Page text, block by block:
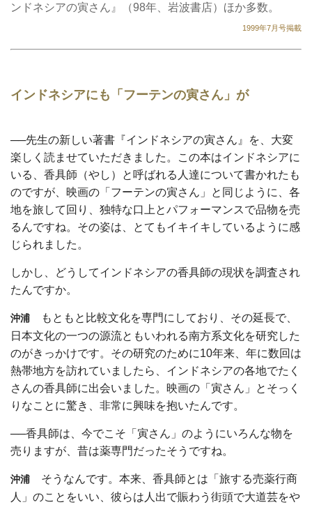
ンドネシアの寅さん』（98年、岩波書店）ほか多数。
1999年7月号掲載
インドネシアにも「フーテンの寅さん」が
──先生の新しい著書『インドネシアの寅さん』を、大変
楽しく読ませていただきました。この本はインドネシアに
いる、香具師（やし）と呼ばれる人達について書かれたも
のですが、映画の「フーテンの寅さん」と同じように、各
地を旅して回り、独特な口上とパフォーマンスで品物を売
るんですね。その姿は、とてもイキイキしているように感
じられました。
しかし、どうしてインドネシアの香具師の現状を調査され
たんですか。
沖浦 もともと比較文化を専門にしており、その延長で、
日本文化の一つの源流ともいわれる南方系文化を研究した
のがきっかけです。その研究のために10年来、年に数回は
熱帯地方を訪れていましたら、インドネシアの各地でたく
さんの香具師に出会いました。映画の「寅さん」とそっく
りなことに驚き、非常に興味を抱いたんです。
──香具師は、今でこそ「寅さん」のようにいろんな物を
売りますが、昔は薬専門だったそうですね。
沖浦 そうなんです。本来、香具師とは「旅する売薬行商
人」のことをいい、彼らは人出で賑わう街頭で大道芸をや